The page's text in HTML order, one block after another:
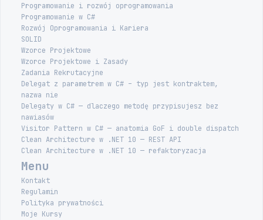
Programowanie i rozwój oprogramowania
Programowanie w C#
Rozwój Oprogramowania i Kariera
SOLID
Wzorce Projektowe
Wzorce Projektowe i Zasady
Zadania Rekrutacyjne
Delegat z parametrem w C# – typ jest kontraktem,
nazwa nie
Delegaty w C# — dlaczego metodę przypisujesz bez
nawiasów
Visitor Pattern w C# — anatomia GoF i double dispatch
Clean Architecture w .NET 10 — REST API
Clean Architecture w .NET 10 — refaktoryzacja
Menu
Kontakt
Regulamin
Polityka prywatności
Moje Kursy